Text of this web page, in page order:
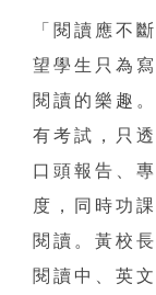
「閱讀應不
望學生只為
閱讀的樂趣
有考試，只
口頭報告、
度，同時功
閱讀。黃校
閱讀中、英